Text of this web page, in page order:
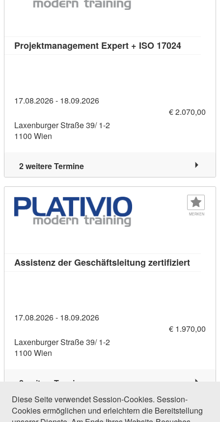
Projektmanagement Expert + ISO 17024
17.08.2026 - 18.09.2026
€ 2.070,00
Laxenburger Straße 39/ 1-2
1100 Wien
2 weitere Termine
MERKEN
Assistenz der Geschäftsleitung zertifiziert
17.08.2026 - 18.09.2026
€ 1.970,00
Laxenburger Straße 39/ 1-2
1100 Wien
2 weitere Termine
500 Einträge gefunden (1 von 24)
Diese Seite verwendet Session-Cookies. Session-
Cookies ermöglichen und erleichtern die Bereitstellung